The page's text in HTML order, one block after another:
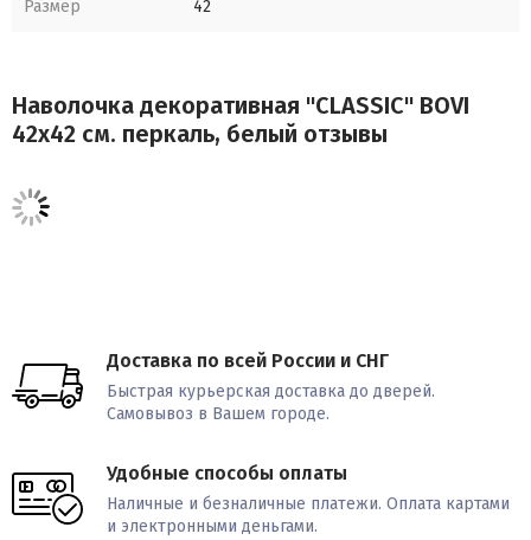
Размер 42
Наволочка декоративная "CLASSIC" BOVI
42х42 см. перкаль, белый отзывы
Доставка по всей России и СНГ
Быстрая курьерская доставка до дверей.
Самовывоз в Вашем городе.
Удобные способы оплаты
Наличные и безналичные платежи. Оплата картами
и электронными деньгами.